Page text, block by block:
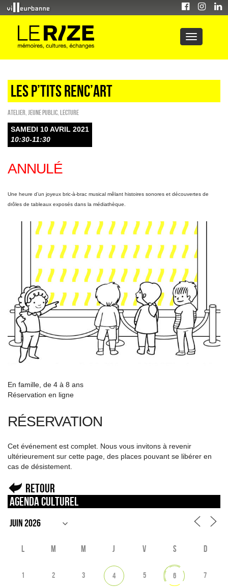
Les p’tits renc’art
Atelier Jeune public Lecture
SAMEDI 10 AVRIL 2021
10:30-11:30
ANNULÉ
Une heure d’un joyeux bric-à-brac musical mêlant histoires sonores et découvertes de
drôles de tableaux exposés dans la médiathèque.
En famille, de 4 à 8 ans
Réservation en ligne
RÉSERVATION
Cet événement est complet. Nous vous invitons à revenir
ultérieurement sur cette page, des places pouvant se libérer en
cas de désistement.
Retour
Agenda culturel
L M M J V S D
1 2 3 4 5 6 7